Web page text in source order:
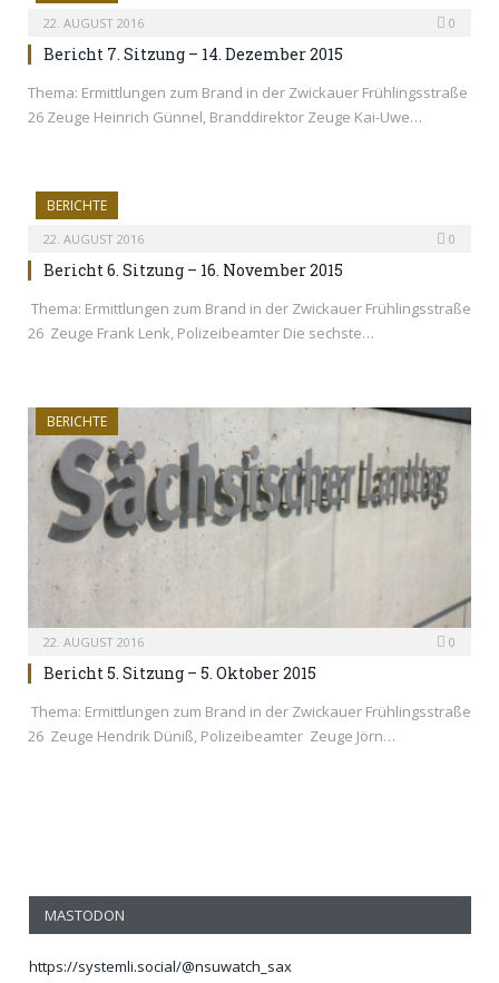
22. AUGUST 2016 0
Bericht 7. Sitzung – 14. Dezember 2015
Thema: Ermittlungen zum Brand in der Zwickauer Frühlingsstraße
26 Zeuge Heinrich Günnel, Branddirektor Zeuge Kai-Uwe…
BERICHTE
22. AUGUST 2016 0
Bericht 6. Sitzung – 16. November 2015
Thema: Ermittlungen zum Brand in der Zwickauer Frühlingsstraße
26 Zeuge Frank Lenk, Polizeibeamter Die sechste…
BERICHTE
22. AUGUST 2016 0
Bericht 5. Sitzung – 5. Oktober 2015
Thema: Ermittlungen zum Brand in der Zwickauer Frühlingsstraße
26 Zeuge Hendrik Düniß, Polizeibeamter Zeuge Jörn…
MASTODON
https://systemli.social/@nsuwatch_sax